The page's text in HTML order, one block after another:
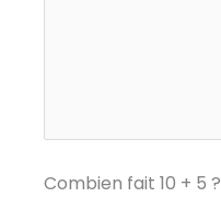
Combien fait 10 + 5 ?